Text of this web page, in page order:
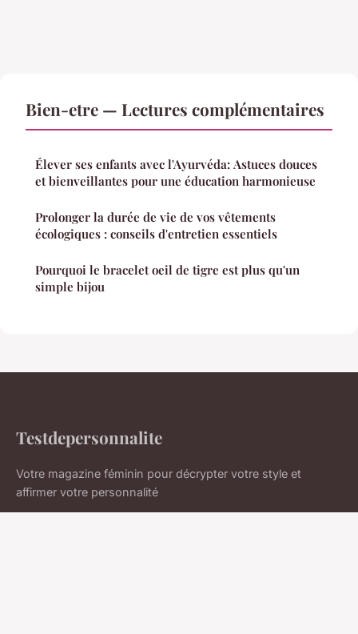
Bien-etre — Lectures complémentaires
Élever ses enfants avec l'Ayurvéda: Astuces douces
et bienveillantes pour une éducation harmonieuse
Prolonger la durée de vie de vos vêtements
écologiques : conseils d'entretien essentiels
Pourquoi le bracelet oeil de tigre est plus qu'un
simple bijou
Testdepersonnalite
Votre magazine féminin pour décrypter votre style et
affirmer votre personnalité